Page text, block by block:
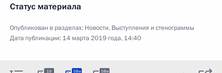
Статус материала
Опубликован в разделах: Новости, Выступления и стенограммы
Дата публикации: 14 марта 2019 года, 14:40
19 58м 58м